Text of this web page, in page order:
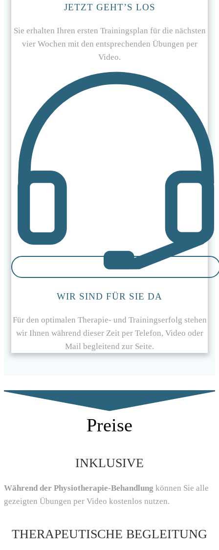
JETZT GEHT’S LOS
Sie erhalten Ihren ersten Trainingsplan für die nächsten
vier Wochen mit den entsprechenden Übungen per
Video.
WIR SIND FÜR SIE DA
Für den optimalen Therapie- und Trainingserfolg stehen
wir Ihnen während dieser Zeit per Telefon, Video oder
Mail begleitend zur Seite.
Preise
INKLUSIVE
Während der Physiotherapie-Behandlung können Sie alle
gezeigten Übungen per Video kostenlos nutzen.
THERAPEUTISCHE BEGLEITUNG